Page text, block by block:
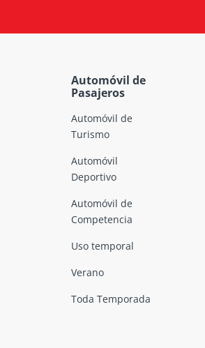
Automóvil de
Pasajeros
Automóvil de
Turismo
Automóvil
Deportivo
Automóvil de
Competencia
Uso temporal
Verano
Toda Temporada